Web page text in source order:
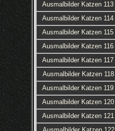
Ausmalbilder Katzen 113
Ausmalbilder Katzen 114
Ausmalbilder Katzen 115
Ausmalbilder Katzen 116
Ausmalbilder Katzen 117
Ausmalbilder Katzen 118
Ausmalbilder Katzen 119
Ausmalbilder Katzen 120
Ausmalbilder Katzen 121